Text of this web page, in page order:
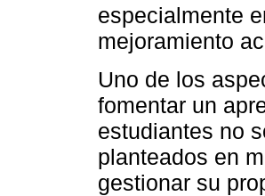
especialmente
mejoramiento
Uno de los
fomentar un
estudiantes no
planteados en
gestionar su